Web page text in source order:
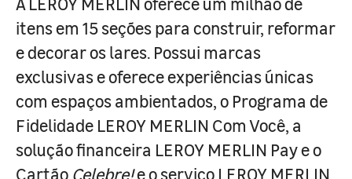
itens em 15 seções para construir, reformar
e decorar os lares. Possui marcas
exclusivas e oferece experiências únicas
com espaços ambientados, o Programa de
Fidelidade LEROY MERLIN Com Você, a
solução financeira LEROY MERLIN Pay e o
Cartão Celebre!e o serviço LEROY MERLIN